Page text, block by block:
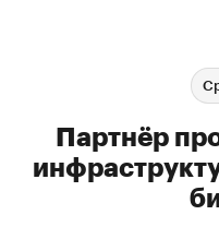
Партнёр